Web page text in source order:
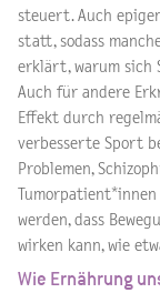
steuert. Auch
statt, sodass
erklärt, warum sich
Auch für andere
Effekt durch
verbesserte Sport
Problemen,
werden, dass
wirken kann, wie
Wie Ernährung